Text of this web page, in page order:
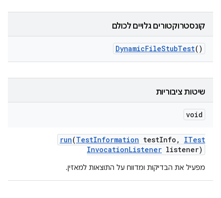
קונסטרוקטורים גלויים לכולם
DynamicFileStubTest()
שיטות ציבוריות
void
run(TestInformation testInfo ,
ITest
InvocationListener listener)
מפעיל את הבדיקות ומדווח על התוצאות למאזין.